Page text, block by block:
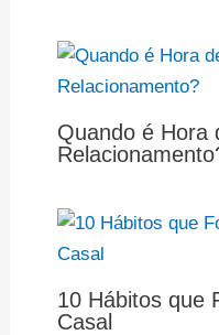
Quando é Hora
10 Hábitos que
Casal